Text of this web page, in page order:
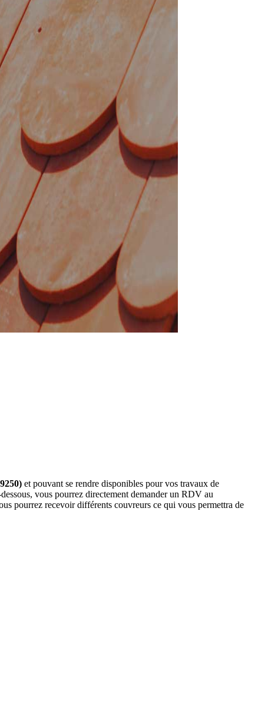
et pouvant se rendre disponibles pour vos travaux de
vous pourrez directement demander un RDV au
pourrez recevoir différents couvreurs ce qui vous permettra de